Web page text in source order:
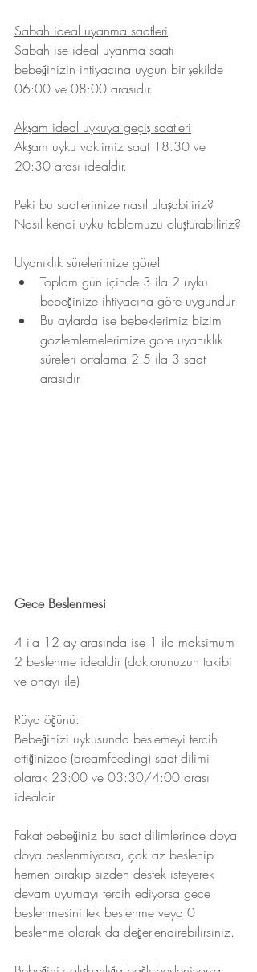
Sabah ideal uyanma saatleri
Sabah ise ideal uyanma saati
bebeğinizin ihtiyacına uygun bir şekilde
06:00 ve 08:00 arasıdır.
Akşam ideal uykuya geçiş saatleri
Akşam uyku vaktimiz saat 18:30 ve
20:30 arası idealdir.
Peki bu saatlerimize nasıl ulaşabiliriz?
Nasıl kendi uyku tablomuzu oluşturabiliriz?
Uyanıklık sürelerimize göre!
Toplam gün içinde 3 ila 2 uyku
bebeğinize ihtiyacına göre uygundur.
Bu aylarda ise bebeklerimiz bizim
gözlemlemelerimize göre uyanıklık
süreleri ortalama 2.5 ila 3 saat
arasıdır.
Gece Beslenmesi
4 ila 12 ay arasında ise 1 ila maksimum
2 beslenme idealdir (doktorunuzun takibi
ve onayı ile)
Rüya öğünü:
Bebeğinizi uykusunda beslemeyi tercih
ettiğinizde (dreamfeeding) saat dilimi
olarak 23:00 ve 03:30/4:00 arası
idealdir.
Fakat bebeğiniz bu saat dilimlerinde doya
doya beslenmiyorsa, çok az beslenip
hemen bırakıp sizden destek isteyerek
devam uyumayı tercih ediyorsa gece
beslenmesini tek beslenme veya 0
beslenme olarak da değerlendirebilirsiniz.